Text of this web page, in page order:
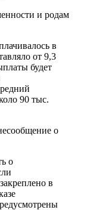
и родам
в
от 9,3
будет
90 тыс.
о
о
в